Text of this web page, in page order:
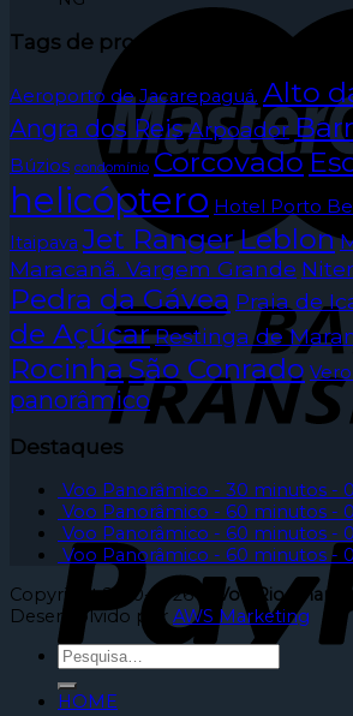
Tags de produto
Aeroporto de Jacarepaguá. Alto
Angra dos ReisArpoador
Búzios condomínio Corcovado
helicóptero Hotel Porto
Itaipava Jet RangerLeblon
Maracanã. Vargem Grande
Pedra da Gávea Praia de
de AçúcarRestinga de
RocinhaSão Conrado
panorâmico
Destaques
Voo Panorâmico - 30 minutos -
Voo Panorâmico - 60 minutos -
Voo Panorâmico - 60 minutos -
Voo Panorâmico - 60 minutos -
Copyright 2010-2026 ©
Voe Rio
Desenvolvido por AWS Marketing
HOME